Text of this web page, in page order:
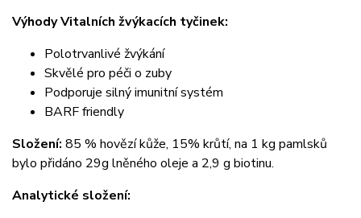
Výhody Vitalních žvýkacích tyčinek:
Polotrvanlivé žvýkání
Skvělé pro péči o zuby
Podporuje silný imunitní systém
BARF friendly
Složení: 85 % hovězí kůže, 15% krůtí, na 1 kg pamlsků
bylo přidáno 29g lněného oleje a 2,9 g biotinu.
Analytické složení: